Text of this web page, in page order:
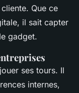
Que ce
il sait capter
gadget.
ses tours. Il
internes,